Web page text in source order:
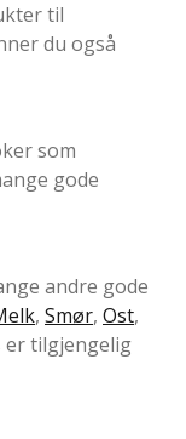
til
du også
som
gode
andre gode
, Smør, Ost,
tilgjengelig